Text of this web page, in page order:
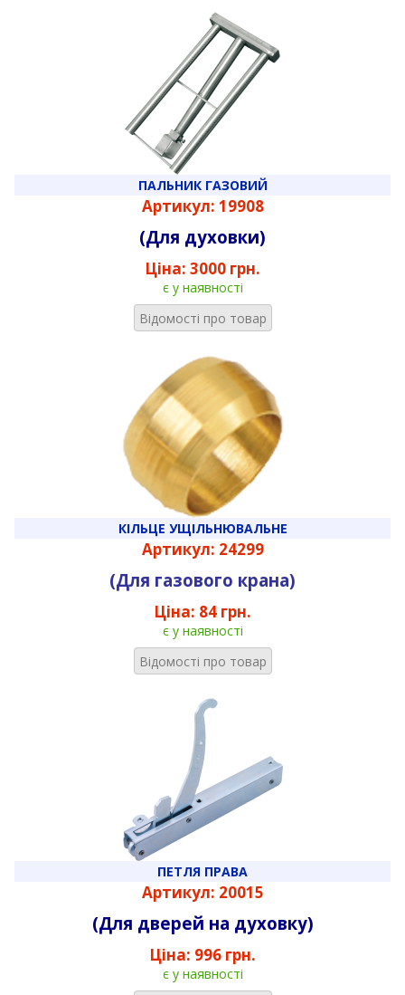
ПАЛЬНИК ГАЗОВИЙ
Артикул: 19908
(Для духовки)
Ціна: 3000 грн.
є у наявності
Відомості про товар
КІЛЬЦЕ УЩІЛЬНЮВАЛЬНЕ
Артикул: 24299
(Для газового крана)
Ціна: 84 грн.
є у наявності
Відомості про товар
ПЕТЛЯ ПРАВА
Артикул: 20015
(Для дверей на духовку)
Ціна: 996 грн.
є у наявності